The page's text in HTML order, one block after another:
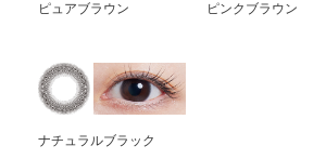
ピュアブラウン ピンクブラウン
ナチュラルブラック